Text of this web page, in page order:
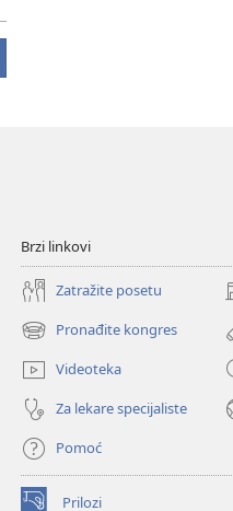
Brzi linkovi
Zatražite posetu
Pronađite kongres
(otvara
novi
prozor)
Videoteka
Za lekare specijaliste
Pomoć
Prilozi